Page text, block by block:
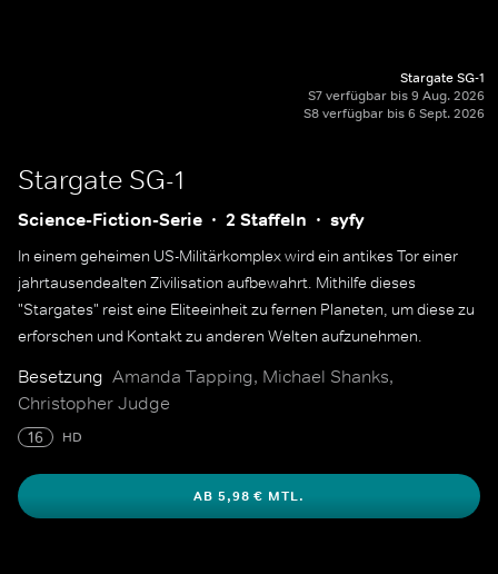
Stargate SG-1
S7 verfügbar bis 9 Aug. 2026
S8 verfügbar bis 6 Sept. 2026
Stargate SG-1
Science-Fiction-Serie 2 Staffeln syfy
In einem geheimen US-Militärkomplex wird ein antikes Tor einer
jahrtausendealten Zivilisation aufbewahrt. Mithilfe dieses
"Stargates" reist eine Eliteeinheit zu fernen Planeten, um diese zu
erforschen und Kontakt zu anderen Welten aufzunehmen.
Besetzung Amanda Tapping, Michael Shanks,
Christopher Judge
16 HD
AB 5,98 € MTL.